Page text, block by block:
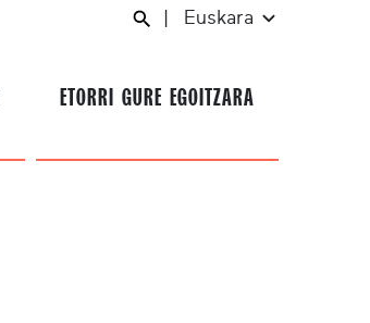
Euskara
ETORRI GURE EGOITZARA